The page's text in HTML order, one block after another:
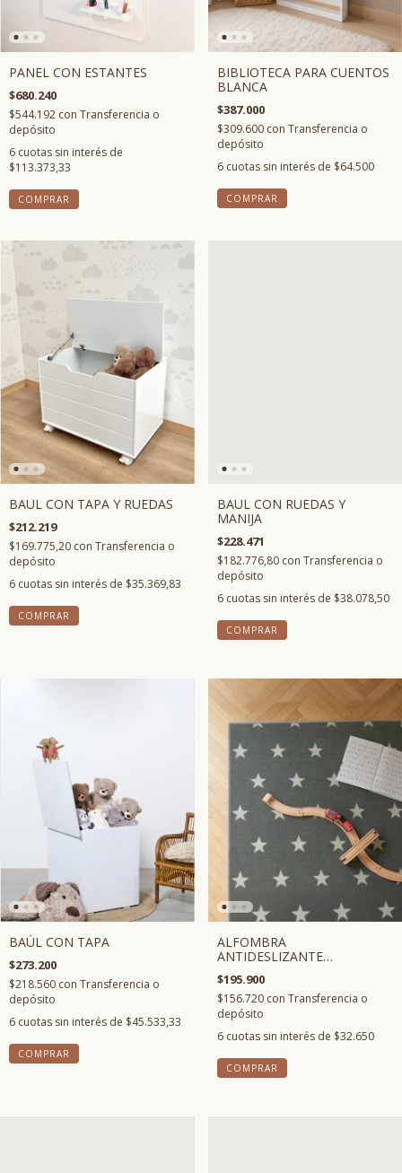
PANEL CON ESTANTES
$680.240
$544.192 con Transferencia o
depósito
6 cuotas sin interés de
$113.373,33
COMPRAR
BIBLIOTECA PARA CUENTOS
BLANCA
$387.000
$309.600 con Transferencia o
depósito
6 cuotas sin interés de $64.500
COMPRAR
BAUL CON TAPA Y RUEDAS
$212.219
$169.775,20 con Transferencia o
depósito
6 cuotas sin interés de $35.369,83
COMPRAR
BAUL CON RUEDAS Y
MANIJA
$228.471
$182.776,80 con Transferencia o
depósito
6 cuotas sin interés de $38.078,50
BAÚL CON TAPA
$273.200
$218.560 con Transferencia o
depósito
6 cuotas sin interés de $45.533,33
ALFOMBRA
ANTIDESLIZANTE
$195.900
$156.720 con Transferencia o
depósito
6 cuotas sin interés de $32.650